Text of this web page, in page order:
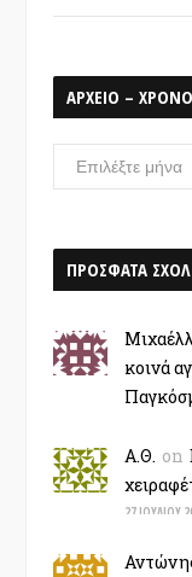
ΑΡΧΕΙΟ –
ΑΡΧΕΙΟ
–
ΠΡΟΣΦΑΤΑ
κοινά
Α.Θ. on
27 ΙΟΥΛΊΟΥ